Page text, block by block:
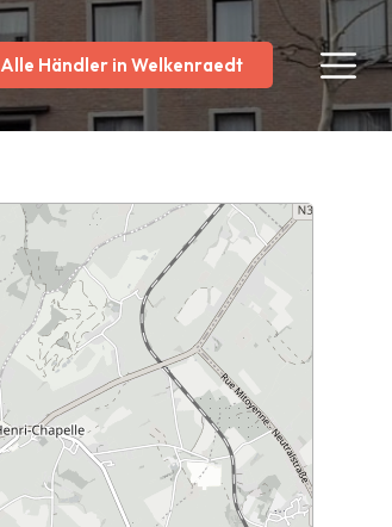
Alle Händler in Welkenraedt